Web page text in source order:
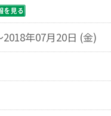
年07月20日 (金)